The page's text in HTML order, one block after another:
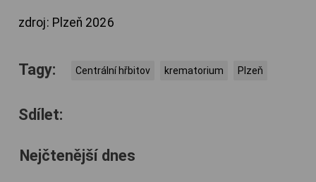
zdroj: Plzeň 2026
Tagy: Centrální hřbitov krematorium Plzeň
Sdílet:
Nejčtenější dnes